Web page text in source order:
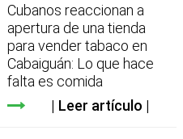
Cubanos reaccionan a
apertura de una tienda
para vender tabaco en
Cabaiguán: Lo que hace
falta es comida
Leer artículo